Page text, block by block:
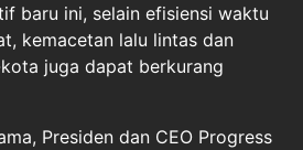
baru ini, selain efisiensi waktu
kemacetan lalu lintas dan
juga dapat berkurang
Presiden dan CEO Progress